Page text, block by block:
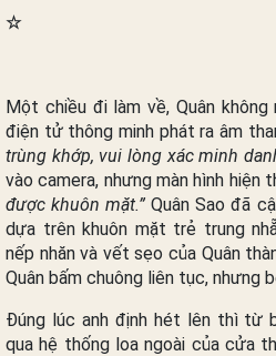
☆
Một chiều đi làm về, Quân
điện tử thông minh phát ra âm
trùng khớp, vui lòng xác minh
vào camera, nhưng màn hình hiện
được khuôn mặt.” Quân Sao đã
dựa trên khuôn mặt trẻ trung
nếp nhăn và vết sẹo của Quân
Quân bấm chuông liên tục, nhưng
Đúng lúc anh định hét lên thì từ
qua hệ thống loa ngoài của cửa